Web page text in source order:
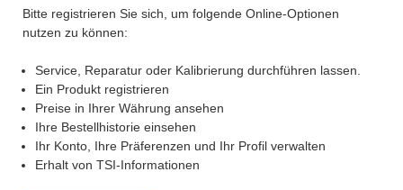
Bitte registrieren Sie sich, um folgende Online-Optionen
nutzen zu können:
Service, Reparatur oder Kalibrierung durchführen lassen.
Ein Produkt registrieren
Preise in Ihrer Währung ansehen
Ihre Bestellhistorie einsehen
Ihr Konto, Ihre Präferenzen und Ihr Profil verwalten
Erhalt von TSI-Informationen